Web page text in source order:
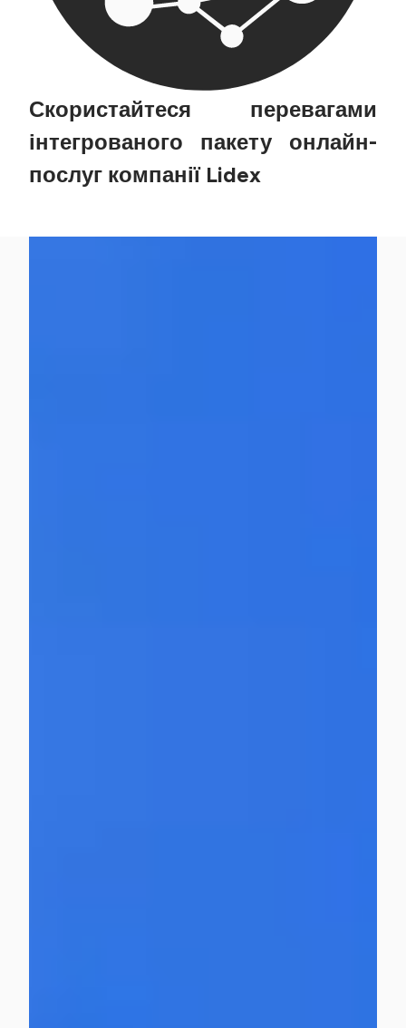
Скористайтеся перевагами
інтегрованого пакету онлайн-
послуг компанії Lidex